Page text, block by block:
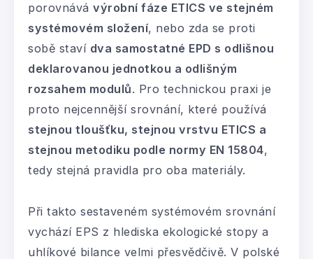
porovnává výrobní fáze ETICS ve stejném
systémovém složení, nebo zda se proti
sobě staví dva samostatné EPD s odlišnou
deklarovanou jednotkou a odlišným
rozsahem modulů. Pro technickou praxi je
proto nejcennější srovnání, které používá
stejnou tloušťku, stejnou vrstvu ETICS a
stejnou metodiku podle normy EN 15804,
tedy stejná pravidla pro oba materiály.
Při takto sestaveném systémovém srovnání
vychází EPS z hlediska ekologické stopy a
uhlíkové bilance velmi přesvědčivě. V polské